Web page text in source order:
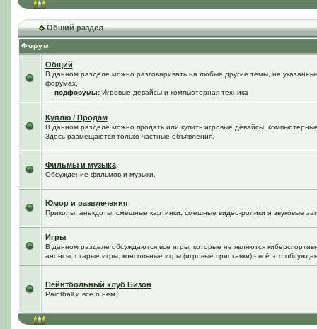
Общий раздел
Форум
Общий
В данном разделе можно разговаривать на любые другие темы, не
форумах.
— подфорумы: Игровые девайсы и компьютерная техника
Куплю / Продам
В данном разделе можно продать или купить игровые девайсы,
Здесь размещаются только частные объявления.
Фильмы и музыка
Обсуждение фильмов и музыки.
Юмор и развлечения
Приколы, анекдоты, смешные картинки, смешные видео-ролики и звуковые
Игры
В данном разделе обсуждаются все игры, которые не являются
анонсы, старые игры, консольные игры (игровые приставки) - всё это
Пейнтбольный клуб Бизон
Paintball и всё о нем.